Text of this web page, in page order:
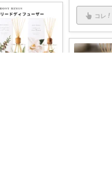
コレ